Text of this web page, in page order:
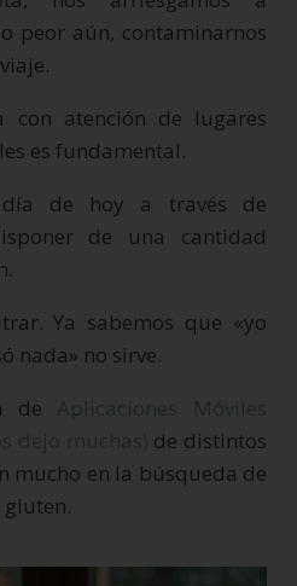
peor aún, contaminarnos
con atención de lugares
es fundamental.
día de hoy a través de
de una cantidad
Ya sabemos que «yo
nada» no sirve.
de Aplicaciones Móviles
dejo muchas) de distintos
mucho en la búsqueda de